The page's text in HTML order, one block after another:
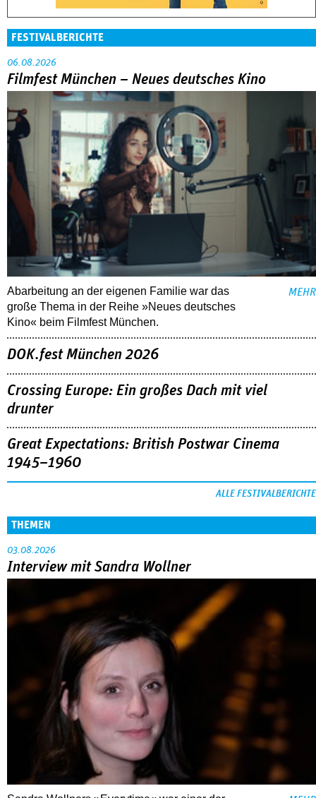
FESTIVALBERICHTE
06.08.2026
Filmfest München – Neues deutsches Kino
Abarbeitung an der eigenen Familie war das
große Thema in der Reihe »Neues deutsches
Kino« beim Filmfest München.
MEHR
DOK.fest München 2026
Crossing Europe: Ein großes Dach mit viel
drunter
Great Expectations: British Postwar Cinema
1945–1960
ALLE FESTIVALBERICHTE
THEMEN
03.08.2026
Interview mit Sandra Wollner